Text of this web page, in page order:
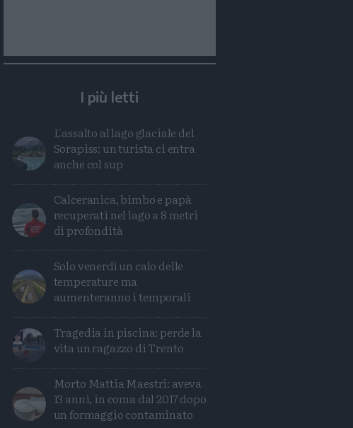
I più letti
L'assalto al lago glaciale del
Sorapiss: un turista ci entra
anche col sup
Calceranica, bimbo e papà
recuperati nel lago a 8 metri
di profondità
Solo venerdì un calo delle
temperature ma
aumenteranno i temporali
Tragedia in piscina: perde la
vita un ragazzo di Trento
Morto Mattia Maestri: aveva
13 anni, in coma dal 2017 dopo
un formaggio contaminato